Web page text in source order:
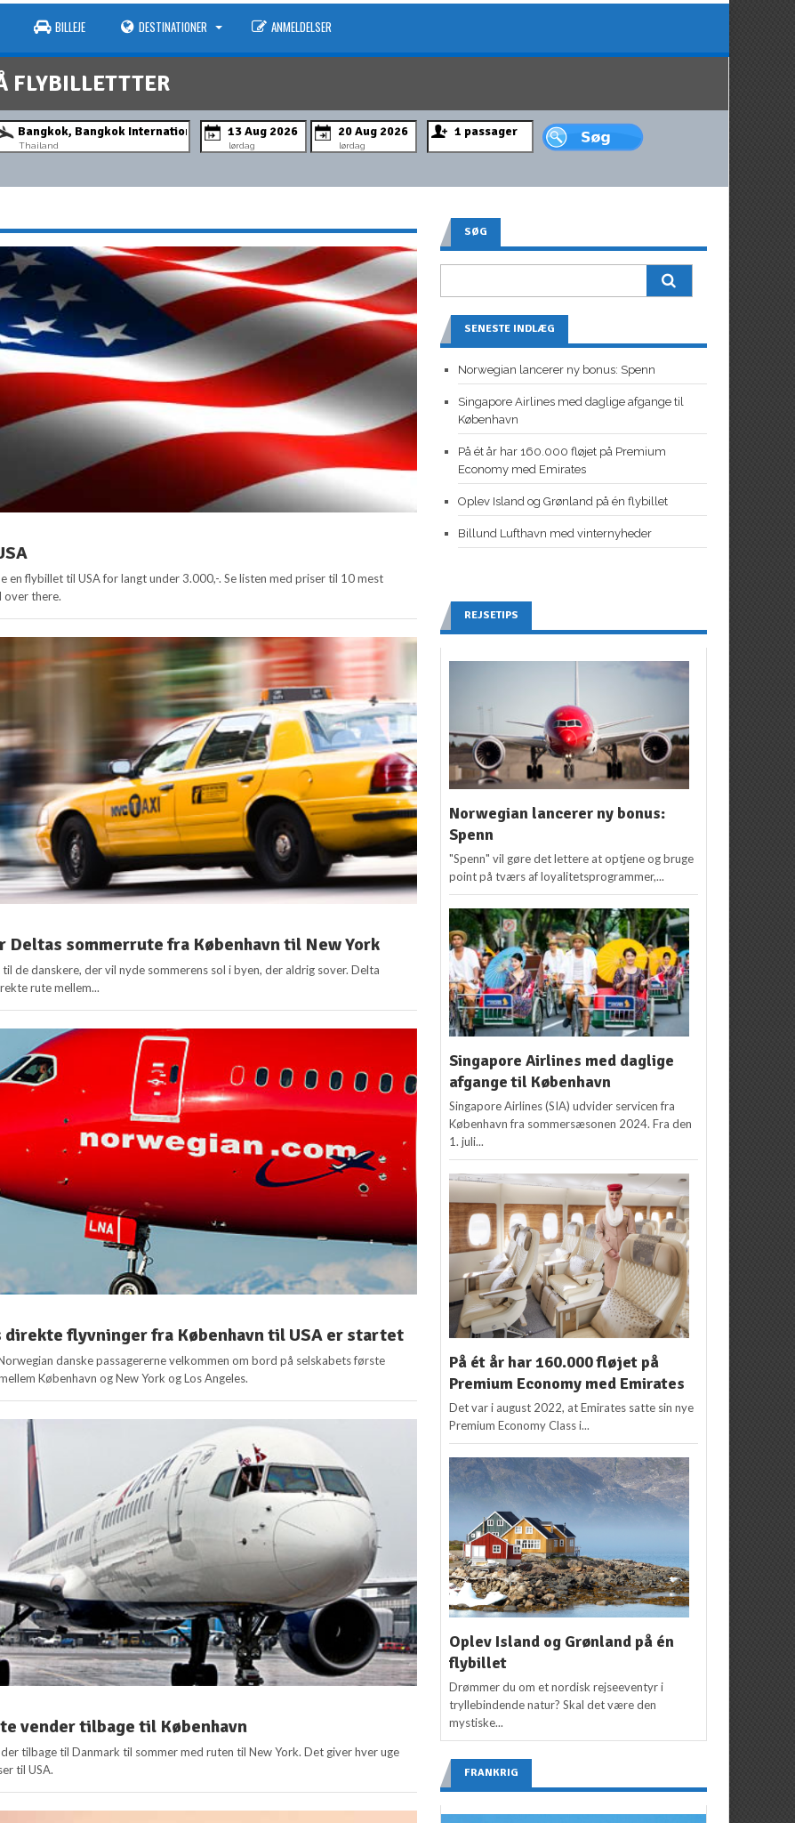
BILLEJE DESTINATIONER ANMELDELSER
FLYBILLETTTER
Thailand lørdag lørdag
en flybillet til USA for langt under 3.000,-. Se listen med priser til 10 mest
over there.
Deltas sommerrute fra København til New York
de danskere, der vil nyde sommerens sol i byen, der aldrig sover. Delta
rute mellem...
direkte flyvninger fra København til USA er startet
danske passagererne velkommen om bord på selskabets første
København og New York og Los Angeles.
vender tilbage til København
tilbage til Danmark til sommer med ruten til New York. Det giver hver uge
til USA.
SØG
SENESTE INDLÆG
Norwegian lancerer ny bonus: Spenn
Singapore Airlines med daglige afgange til
København
På ét år har 160.000 fløjet på Premium
Economy med Emirates
Oplev Island og Grønland på én flybillet
Billund Lufthavn med vinternyheder
REJSETIPS
Norwegian lancerer ny bonus:
Spenn
"Spenn" vil gøre det lettere at optjene og bruge
point på tværs af loyalitetsprogrammer,...
Singapore Airlines med daglige
afgange til København
Singapore Airlines (SIA) udvider servicen fra
København fra sommersæsonen 2024. Fra den
1. juli...
På ét år har 160.000 fløjet på
Premium Economy med Emirates
Det var i august 2022, at Emirates satte sin nye
Premium Economy Class i...
Oplev Island og Grønland på én
flybillet
Drømmer du om et nordisk rejseeventyr i
tryllebindende natur? Skal det være den
mystiske...
FRANKRIG